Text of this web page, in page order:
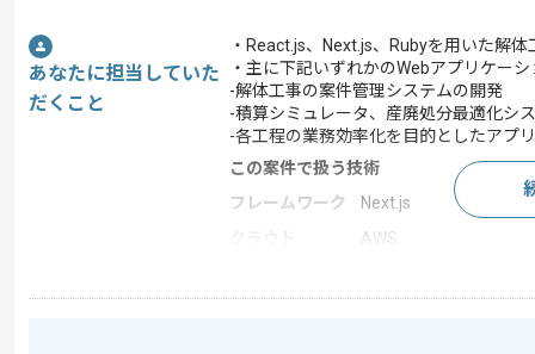
あなたに担当していた
だくこと
・React.js、Next.js、Rubyを用いた解
・主に下記いずれかのWebアプリケー
-解体工事の案件管理システムの開発
-積算シミュレータ、産廃処分最適化シ
-各工程の業務効率化を目的としたアプ
この案件で扱う技術
フレームワーク
Next.js
AWS